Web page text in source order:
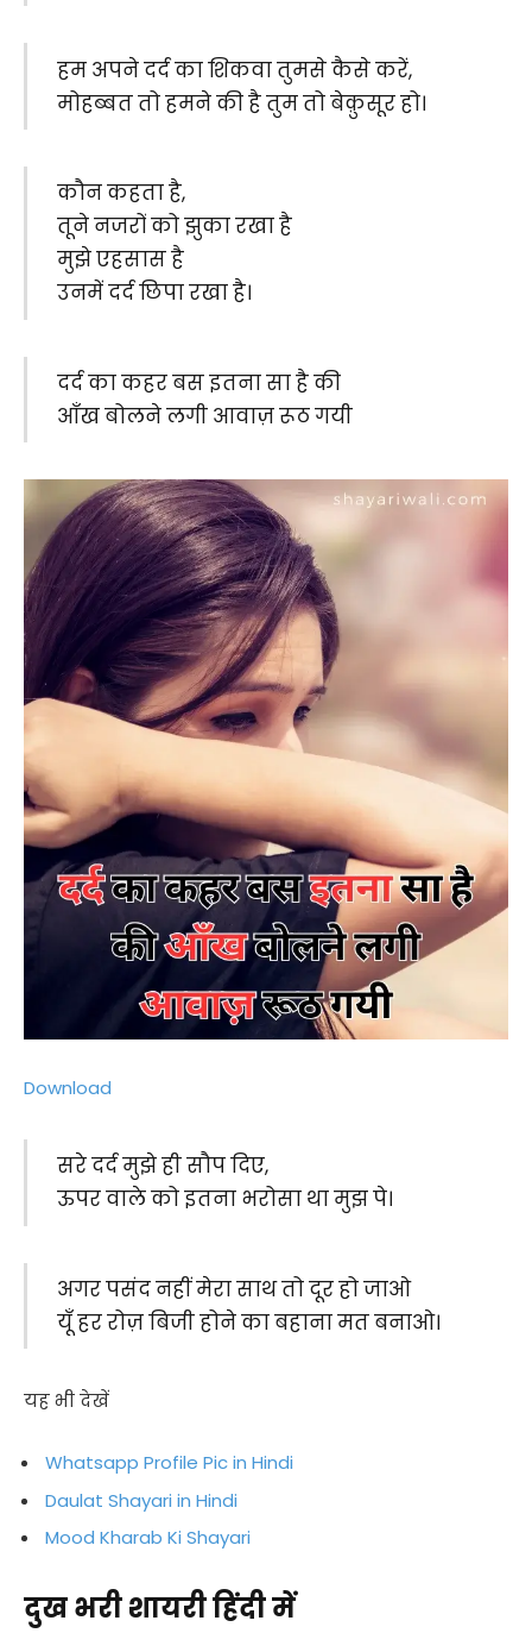
हम अपने दर्द का शिकवा तुमसे कैसे करें,
मोहब्बत तो हमने की है तुम तो बेक़ुसूर हो।
कौन कहता है,
तूने नजरों को झुका रखा है
मुझे एहसास है
उनमें दर्द छिपा रखा है।
दर्द का कहर बस इतना सा है की
आँख बोलने लगी आवाज़ रूठ गयी
Download
सरे दर्द मुझे ही सौप दिए,
ऊपर वाले को इतना भरोसा था मुझ पे।
अगर पसंद नहीं मेरा साथ तो दूर हो जाओ
यूँ हर रोज़ बिजी होने का बहाना मत बनाओ।
यह भी देखें
Whatsapp Profile Pic in Hindi
Daulat Shayari in Hindi
Mood Kharab Ki Shayari
दुख भरी शायरी हिंदी में